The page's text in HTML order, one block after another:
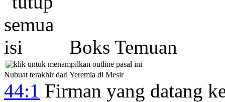
Boks Temuan
Nubuat terakhir dari Yeremia di Mesir
44:1 Firman yang datang